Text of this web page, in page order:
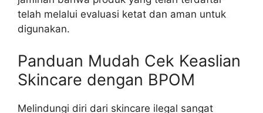
telah melalui evaluasi ketat dan aman untuk
digunakan.
Panduan Mudah Cek Keaslian
Skincare dengan BPOM
Melindungi diri dari skincare ilegal sangat